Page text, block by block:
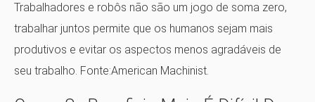
Trabalhadores e robôs não são um jogo de soma zero,
trabalhar juntos permite que os humanos sejam mais
produtivos e evitar os aspectos menos agradáveis ​​de
seu trabalho. Fonte:American Machinist.